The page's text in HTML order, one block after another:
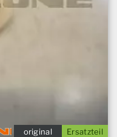
Ersatzteil
original